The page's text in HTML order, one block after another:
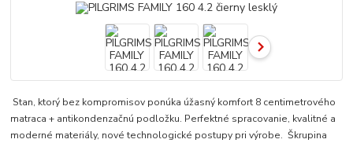
Stan, ktorý bez kompromisov ponúka úžasný komfort 8 centimetrového
matraca + antikondenzačnú podložku. Perfektné spracovanie, kvalitné a
moderné materiály, nové technologické postupy pri výrobe. Škrupina